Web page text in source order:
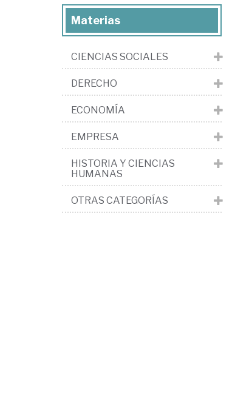
Materias
CIENCIAS SOCIALES
DERECHO
ECONOMÍA
EMPRESA
HISTORIA Y CIENCIAS
HUMANAS
OTRAS CATEGORÍAS